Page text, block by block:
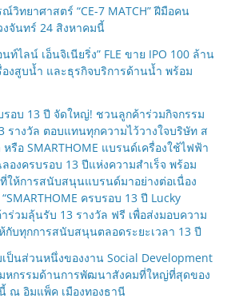
วิทยาศาสตร์ “CE-7 MATCH” ฝีมือคน
งจันทร์ 24 สิงหาคมนี้
ไลน์ เอ็นจิเนียริ่ง” FLE ขาย IPO 100 ล้าน
งสูบน้ำ และธุรกิจบริการด้านน้ำ พร้อม
รอบ 13 ปี จัดใหญ่! ชวนลูกค้าร่วมกิจกรรม
รางวัล ตอบแทนทุกความไว้วางใจบริษัท ส
รือ SMARTHOME แบรนด์เครื่องใช้ไฟฟ้า
องครบรอบ 13 ปีแห่งความสำเร็จ พร้อม
ห้การสนับสนุนแบรนด์มาอย่างต่อเนื่อง
ครบรอบ 13 ปี Lucky
ร่วมลุ้นรับ 13 รางวัล ฟรี เพื่อส่งมอบความ
บทุกการสนับสนุนตลอดระยะเวลา 13 ปี
ป็นส่วนหนึ่งของงาน Social Development
มหกรรมด้านการพัฒนาสังคมที่ใหญ่ที่สุดของ
ณ อิมแพ็ค เมืองทองธานี